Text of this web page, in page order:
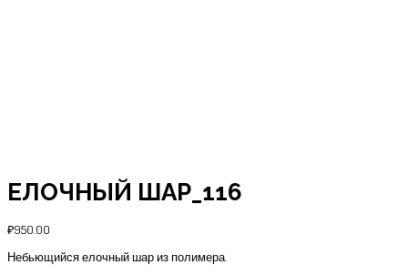
ЕЛОЧНЫЙ ШАР_116
₽950.00
Небьющийся елочный шар из полимера.